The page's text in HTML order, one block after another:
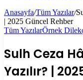
Anasayfa/Tüm Yazılar/
| 2025 Güncel Rehber
Tüm YazılarÖrnek
Sulh Ceza
Yazılır? |